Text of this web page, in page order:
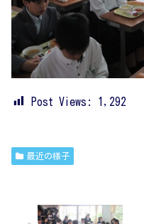
Post Views: 1,292
最近の様子